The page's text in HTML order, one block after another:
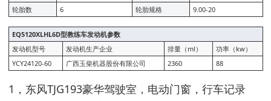
轮胎数
6 轮胎规格 9.00-20
EQ5120XLHL6D型教练车发动机参数
发动机型号
发动机生产企业 排量（ml）
功率（kw）
YCY24120-60
广西玉柴机器股份有限公司 2360 88
1，东风TJG193豪华驾驶室，电动门窗，行车记录